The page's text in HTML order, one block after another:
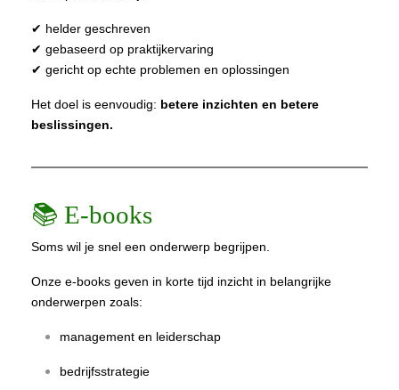
✔ helder geschreven
✔ gebaseerd op praktijkervaring
✔ gericht op echte problemen en oplossingen
Het doel is eenvoudig: betere inzichten en betere
beslissingen.
📚 E-books
Soms wil je snel een onderwerp begrijpen.
Onze e-books geven in korte tijd inzicht in belangrijke
onderwerpen zoals:
management en leiderschap
bedrijfsstrategie